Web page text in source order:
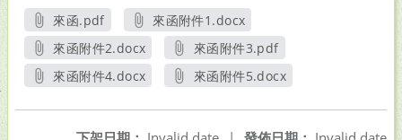
來函.pdf
另開新視窗
來函附件1.docx
另開新視窗
來函附件2.docx
另開新視窗
來函附件3.pdf
另開新視窗
來函附件4.docx
來函附件5.docx